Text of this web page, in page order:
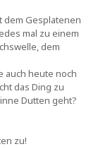
dem Gesplatenen
mal zu einem
dem
auch heute noch
das Ding zu
Dutten geht?
zu!